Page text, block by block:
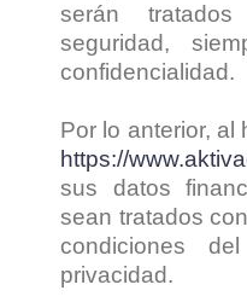
serán
seguridad,
confidencialidad.
Por lo anterior, al
https://
sus datos
sean tratados
condiciones
privacidad.